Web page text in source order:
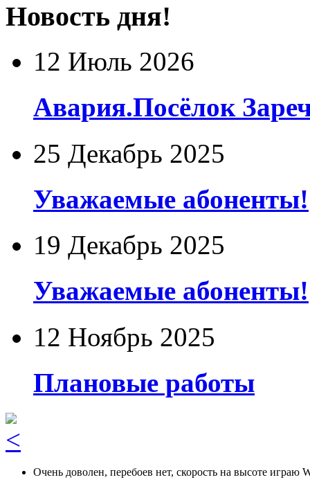
Новость дня!
12 Июль 2026
Авария.Посёлок
25 Декабрь 2025
Уважаемые абоненты!
19 Декабрь 2025
Уважаемые абоненты!
12 Ноябрь 2025
Плановые работы
<
Очень доволен, перебоев нет, скорость на высоте играю